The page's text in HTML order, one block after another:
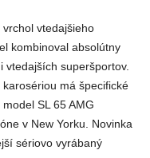
vtedajšieho
kombinoval absolútny
vtedajších superšportov.
má špecifické
SL 65 AMG
v New Yorku. Novinka
sériovo vyrábaný